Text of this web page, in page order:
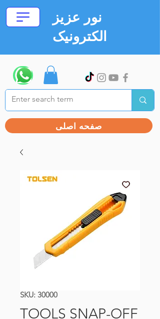
نور عزیز
الکترونیک
صفحه اصلی
SKU: 30000
TOOLS SNAP-OFF